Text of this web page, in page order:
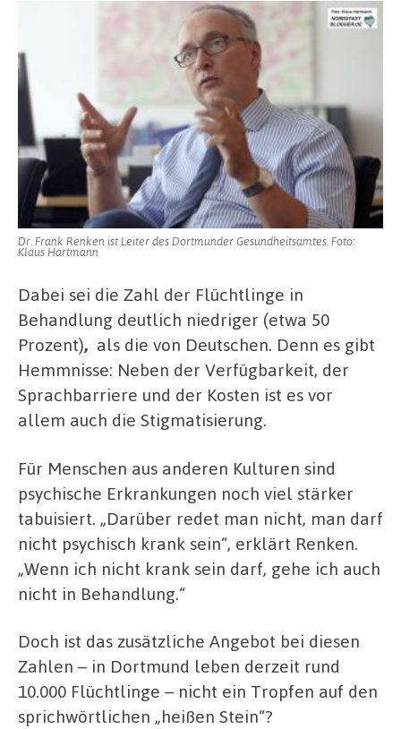
Dr. Frank Renken ist Leiter des Dortmunder Gesundheitsamtes. Foto:
Klaus Hartmann
Dabei sei die Zahl der Flüchtlinge in
Behandlung deutlich niedriger (etwa 50
Prozent), als die von Deutschen. Denn es gibt
Hemmnisse: Neben der Verfügbarkeit, der
Sprachbarriere und der Kosten ist es vor
allem auch die Stigmatisierung.
Für Menschen aus anderen Kulturen sind
psychische Erkrankungen noch viel stärker
tabuisiert. „Darüber redet man nicht, man darf
nicht psychisch krank sein“, erklärt Renken.
„Wenn ich nicht krank sein darf, gehe ich auch
nicht in Behandlung.“
Doch ist das zusätzliche Angebot bei diesen
Zahlen – in Dortmund leben derzeit rund
10.000 Flüchtlinge – nicht ein Tropfen auf den
sprichwörtlichen „heißen Stein“?